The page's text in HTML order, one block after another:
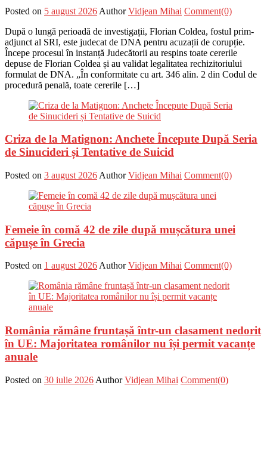
Posted on 5 august 2026 Author Vidjean Mihai Comment(0)
După o lungă perioadă de investigații, Florian Coldea, fostul prim-
adjunct al SRI, este judecat de DNA pentru acuzații de corupție.
Începe procesul în instanță Judecătorii au respins toate cererile
depuse de Florian Coldea și au validat legalitatea rechizitoriului
formulat de DNA. „În conformitate cu art. 346 alin. 2 din Codul de
procedură penală, toate cererile […]
Criza de la Matignon: Anchete Începute După Seria
de Sinucideri și Tentative de Suicid
Posted on 3 august 2026 Author Vidjean Mihai Comment(0)
Femeie în comă 42 de zile după mușcătura unei
căpușe în Grecia
Posted on 1 august 2026 Author Vidjean Mihai Comment(0)
România rămâne fruntașă într-un clasament nedorit
în UE: Majoritatea românilor nu își permit vacanțe
anuale
Posted on 30 iulie 2026 Author Vidjean Mihai Comment(0)